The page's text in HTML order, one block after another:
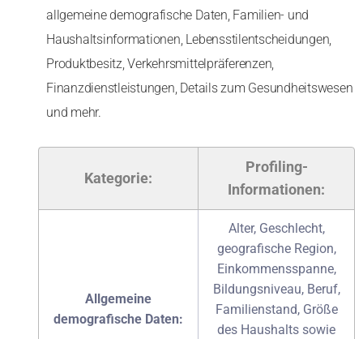
allgemeine demografische Daten, Familien- und
Haushaltsinformationen, Lebensstilentscheidungen,
Produktbesitz, Verkehrsmittelpräferenzen,
Finanzdienstleistungen, Details zum Gesundheitswesen
und mehr.
Kategorie:
Profiling-
Informationen:
Allgemeine
demografische Daten:
Alter, Geschlecht,
geografische Region,
Einkommensspanne,
Bildungsniveau, Beruf,
Familienstand, Größe
des Haushalts sowie